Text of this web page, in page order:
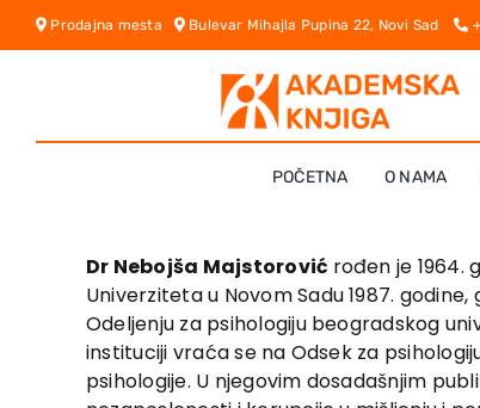
Skip
Prodajna mesta Bulevar Mihajla Pupina 22, Novi Sad
POČETNA O NAMA
Dr Nebojša Majstorović rođen je 1964.
Univerziteta u Novom Sadu 1987.
Odeljenju za psihologiju beogradskog
instituciji vraća se na Odsek za
psihologije. U njegovim dosadašnjim